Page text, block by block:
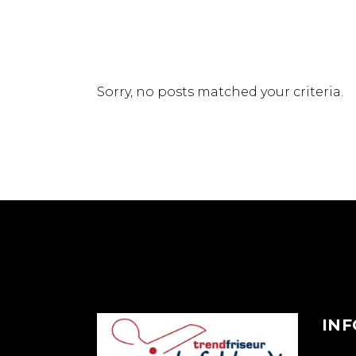
Sorry, no posts matched your criteria.